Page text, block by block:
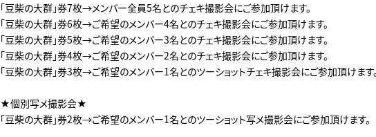
「豆柴の大群」券7枚→メンバー全員5名とのチェキ撮影会にご参加頂けます。
「豆柴の大群」券6枚→ご希望のメンバー4名とのチェキ撮影会にご参加頂けます。
「豆柴の大群」券5枚→ご希望のメンバー3名とのチェキ撮影会にご参加頂けます。
「豆柴の大群」券4枚→ご希望のメンバー2名とのチェキ撮影会にご参加頂けます。
「豆柴の大群」券3枚→ご希望のメンバー1名とのツーショットチェキ撮影会にご参加頂けます。
★個別写メ撮影会★
「豆柴の大群」券2枚→ご希望のメンバー1名とのツーショット写メ撮影会にご参加頂けます。